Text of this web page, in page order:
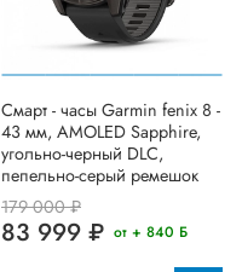
Смарт - часы Garmin fenix 8 -
43 мм, AMOLED Sapphire,
угольно-черный DLC,
пепельно-серый ремешок
179 000 ₽
83 999 ₽ от + 840 Б